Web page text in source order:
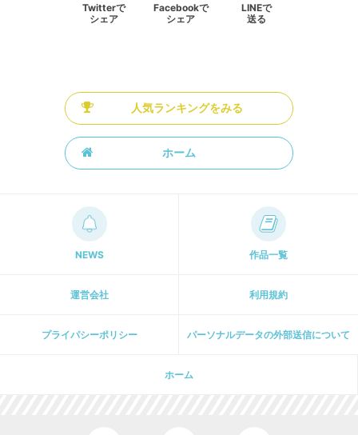
Twitterで
シェア
Facebookで
シェア
LINEで
送る
人気ランキングをみる
ホーム
NEWS 作品一覧
運営会社 利用規約
プライパシーポリシー パーソナルデータの外部送信について
ホーム